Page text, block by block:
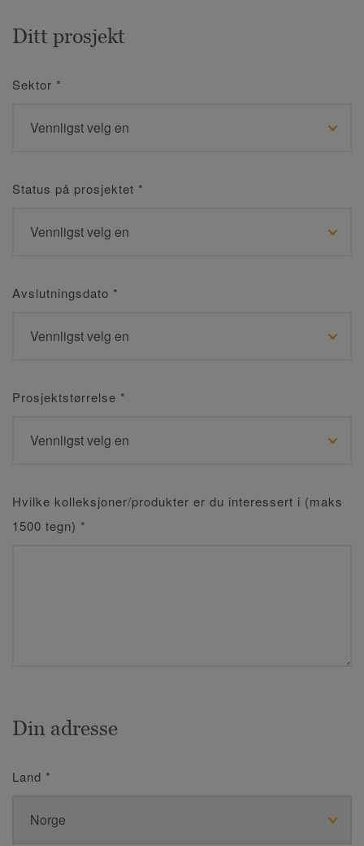
Ditt prosjekt
Sektor *
Status på prosjektet *
Avslutningsdato *
Prosjektstørrelse *
Hvilke kolleksjoner/produkter er du interessert i (maks
1500 tegn) *
Din adresse
Land *